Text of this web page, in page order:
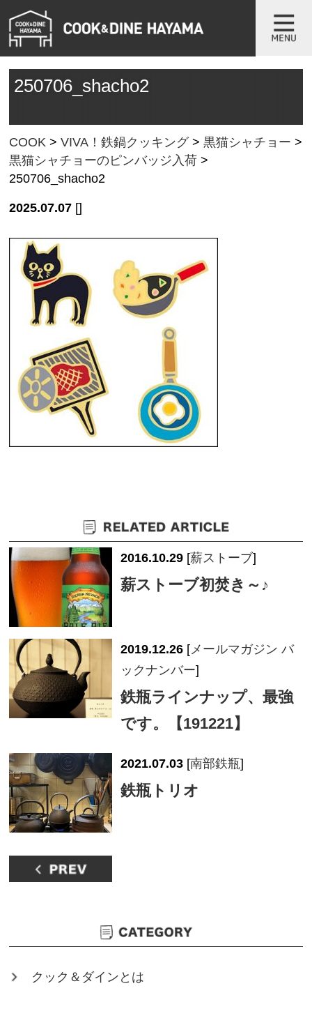
250706_shacho2
COOK >VIVA！鉄鍋クッキング>黒猫シャチョー >
黒猫シャチョーのピンバッジ入荷 >
250706_shacho2
2025.07.07 []
2016.10.29 [薪ストーブ]
薪ストーブ初焚き～♪
2019.12.26 [メールマガジン バ
ックナンバー]
鉄瓶ラインナップ、最強
です。【191221】
2021.07.03 [南部鉄瓶]
鉄瓶トリオ
クック＆ダインとは